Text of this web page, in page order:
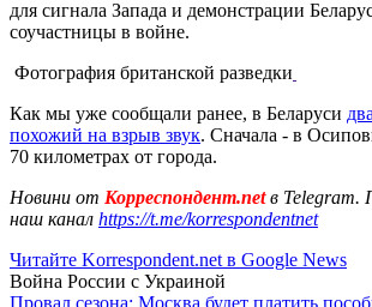
для сигнала Запада и демонстрации
соучастницы в войне.
Фотография британской разведки
Как мы уже сообщали ранее, в Беларуси
похожий на взрыв звук. Сначала - в
70 километрах от города.
Новини от Корреспондент.netв Telegram.
наш канал https://t.me/korrespondentnet
Читайте Korrespondent.net в Google News
Война России с Украиной
Провал сезона: Москва будет платить